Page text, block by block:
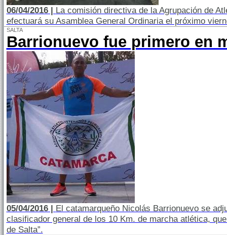
06/04/2016 | La comisión directiva de la Agrupación de
efectuará su Asamblea General Ordinaria el próximo
SALTA
Barrionuevo fue primero en
05/04/2016 | El catamarqueño Nicolás Barrionuevo se
clasificador general de los 10 Km. de marcha atlética,
de Salta”.